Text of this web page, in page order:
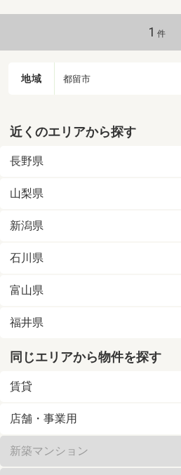
1 件
地域 都留市
近くのエリアから探す
長野県
山梨県
新潟県
石川県
富山県
福井県
同じエリアから物件を探す
賃貸
店舗・事業用
新築マンション